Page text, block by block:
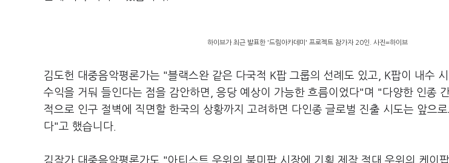
하이브가 최근 발표한 '드림아카데미' 프로젝트 참가자 20인. 사진=하이브
김도헌 대중음악평론가는 "블랙스완 같은 다국적 K팝 그룹의 선례도 있고 , K팝이 내수
수익을 거둬 들인다는 점을 감안하면
응당 예상이 가능한 흐름이었다"며 "다양한 인종
적으로 인구 절벽에 직면할 한국의 상황까지 고려하면 다인종 글로벌 진출 시도는 앞으
다"고 했습니다
김작가 대중음악평론가도 "아티스트 우위의 북미팝 시장에 기획 제작 절대 우위의 케이